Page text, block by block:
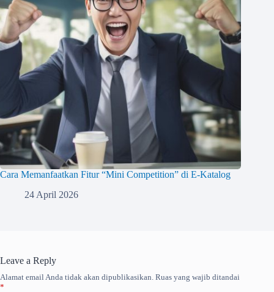
Cara Memanfaatkan Fitur “Mini Competition” di E-Katalog
24 April 2026
Leave a Reply
Alamat email Anda tidak akan dipublikasikan. Ruas yang wajib ditandai
*